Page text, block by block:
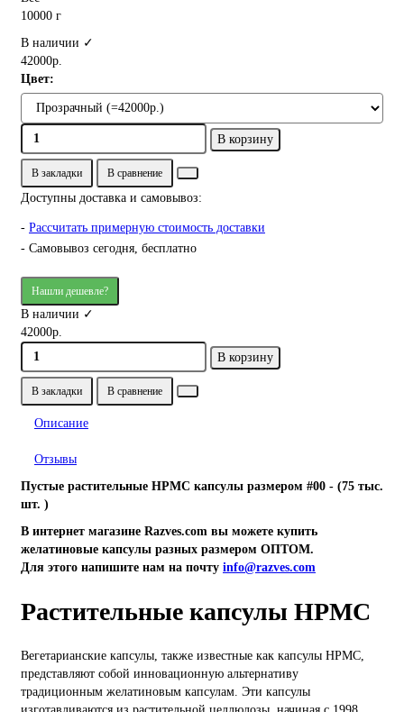
10000 г
В наличии ✓
42000р.
Цвет:
В корзину
В закладки В сравнение
Доступны доставка и самовывоз:
- Рассчитать примерную стоимость доставки
- Самовывоз сегодня, бесплатно
Нашли дешевле?
В наличии ✓
42000р.
В корзину
В закладки В сравнение
Описание
Отзывы
Пустые растительные HPMC капсулы размером #00 - (75 тыс.
шт. )
В интернет магазине Razves.com вы можете купить
желатиновые капсулы разных размером ОПТОМ.
Для этого напишите нам на почту info@razves.com
Растительные капсулы HPMC
Вегетарианские капсулы, также известные как капсулы HPMC,
представляют собой инновационную альтернативу
традиционным желатиновым капсулам. Эти капсулы